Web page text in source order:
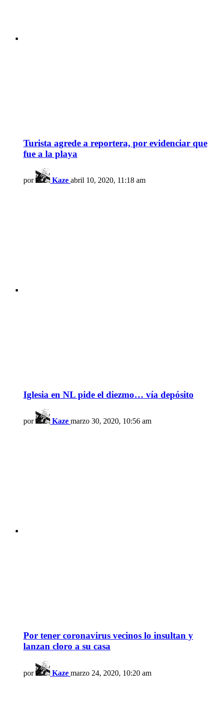
Turista agrede a reportera, por evidenciar que
fue a la playa
por Kaze abril 10, 2020, 11:18 am
Iglesia en NL pide el diezmo… vía depósito
por Kaze marzo 30, 2020, 10:56 am
Por tener coronavirus vecinos lo insultan y
lanzan cloro a su casa
por Kaze marzo 24, 2020, 10:20 am